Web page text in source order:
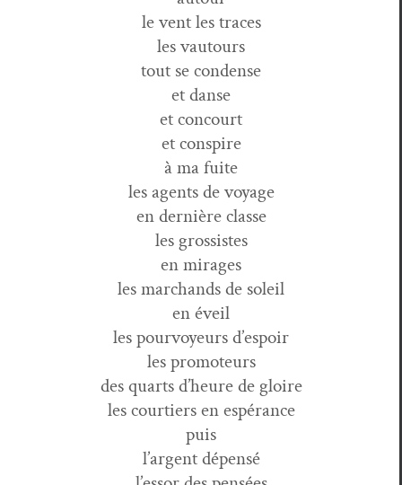
le vent les traces
les vautours
tout se condense
et danse
et concourt
et conspire
à ma fuite
les agents de voyage
en dernière classe
les grossistes
en mirages
les marchands de soleil
en éveil
les pour­voyeurs d’espoir
les promoteurs
des quarts d’heure de gloire
les courtiers en espérance
puis
l’argent dépensé